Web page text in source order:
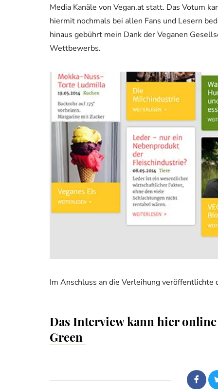
Media Kanäle von Vegan.at statt. Das Votum
hiermit nochmals bei allen Fans und Lesern
hinaus gebührt mein Dank der Veganen
Wettbewerbs.
Im Anschluss an die Verleihung
Das Interview kann hier
Green